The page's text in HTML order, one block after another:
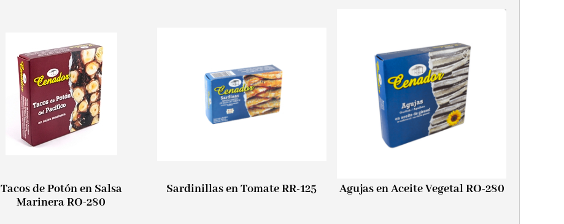
Tacos de Potón en Salsa
Marinera RO-280
Sardinillas en Tomate RR-125 Agujas en Aceite Vegetal RO-280